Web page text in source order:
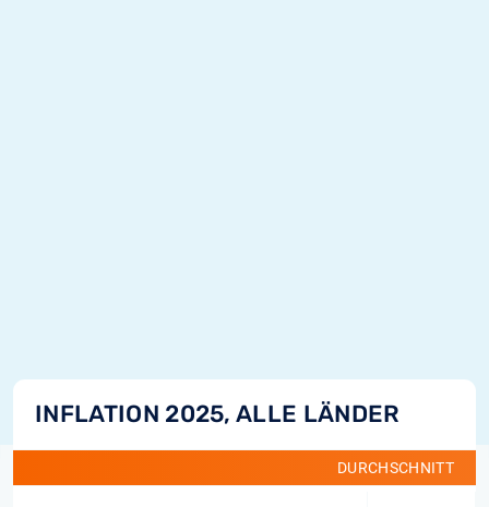
INFLATION 2025, ALLE LÄNDER
DURCHSCHNITT